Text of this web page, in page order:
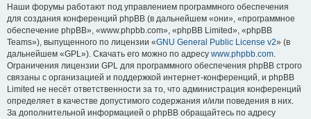
Наши форумы работают под управлением программного обеспечения
для создания конференций phpBB (в дальнейшем «они», «программное
обеспечение phpBB», «www.phpbb.com», «phpBB Limited», «phpBB
Teams»), выпущенного по лицензии «GNU General Public License v2» (в
дальнейшем «GPL»). Скачать его можно по адресу www.phpbb.com.
Ограничения лицензии GPL для программного обеспечения phpBB строго
связаны с организацией и поддержкой интернет-конференций, и phpBB
Limited не несёт ответственности за то, что администрация конференций
определяет в качестве допустимого содержания и/или поведения в них.
За дополнительной информацией о phpBB обращайтесь по адресу